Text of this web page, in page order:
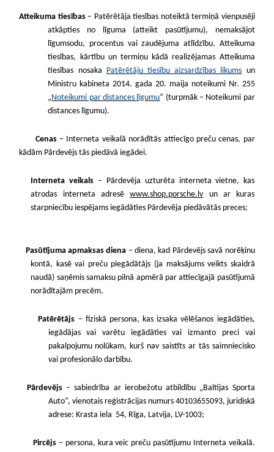
Atteikuma tiesības– Patērētāja tiesības noteiktā termiņā vienpusēji
atkāpties no līguma (atteikt pasūtījumu), nemaksājot
līgumsodu, procentus vai zaudējuma atlīdzību. Atteikuma
tiesības, kārtību un termiņu kādā realizējamas Atteikuma
tiesības nosaka Patērētāju tiesību aizsardzības likums un
Ministru kabineta 2014. gada 20. maija noteikumi Nr. 255
„Noteikumi par distances līgumu” (turpmāk – Noteikumi par
distances līgumu).
Cenas – Interneta veikalā norādītās attiecīgo preču cenas, par
kādām Pārdevējs tās piedāvā iegādei.
Interneta veikals – Pārdevēja uzturēta interneta vietne, kas
atrodas interneta adresēwww.shop.porsche.lv
un ar kuras
starpniecību iespējams iegādāties Pārdevēja piedāvātās preces;
Pasūtījuma apmaksas diena – diena, kad Pārdevējs savā norēķinu
kontā, kasē vai preču piegādātājs (ja maksājums veikts skaidrā
naudā) saņēmis samaksu pilnā apmērā par attiecīgajā pasūtījumā
norādītajām precēm.
Patērētājs – fiziskā persona, kas izsaka vēlēšanos iegādāties,
iegādājas vai varētu iegādāties vai izmanto
preci vai
pakalpojumu nolūkam, kurš nav saistīts ar tās saimniecisko
vai profesionālo darbību.
Pārdevējs– sabiedrība ar ierobežotu atbildību „Baltijas Sporta
Auto“, vienotais reģistrācijas numurs 40103655093, juridiskā
adrese: Krasta iela 54, Rīga, Latvija, LV-1003;
Pircējs – persona, kura veic preču pasūtījumu Interneta veikalā.